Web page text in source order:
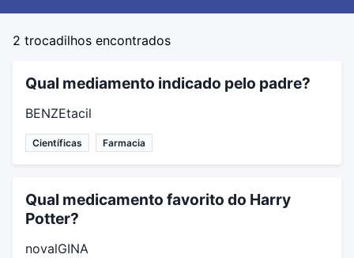
2 trocadilhos encontrados
Qual mediamento indicado pelo padre?
BENZEtacil
Científicas Farmacia
Qual medicamento favorito do Harry
Potter?
novalGINA